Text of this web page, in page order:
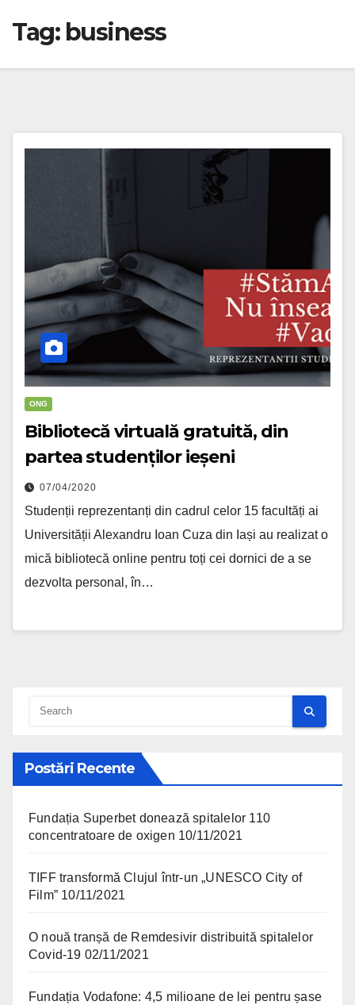
Tag: business
ONG
Bibliotecă virtuală gratuită, din
partea studenților ieșeni
07/04/2020
Studenții reprezentanți din cadrul celor 15 facultăți ai
Universității Alexandru Ioan Cuza din Iași au realizat o
mică bibliotecă online pentru toți cei dornici de a se
dezvolta personal, în…
Postări Recente
Fundația Superbet donează spitalelor 110
concentratoare de oxigen 10/11/2021
TIFF transformă Clujul într-un „UNESCO City of
Film” 10/11/2021
O nouă tranșă de Remdesivir distribuită spitalelor
Covid-19 02/11/2021
Fundația Vodafone: 4,5 milioane de lei pentru șase